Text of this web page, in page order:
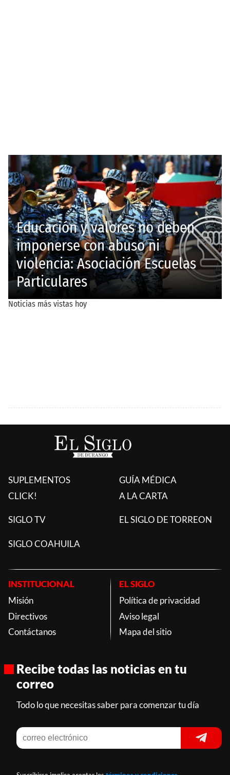
SUPLEMENTOS
CLICK!
GUÍA MÉDICA
A LA CARTA
SIGLO TV EL SIGLO DE TORREON
SIGLO COAHUILA
INSTITUCIONAL
Misión
Directivos
Contáctanos
EL SIGLO
Política de privacidad
Aviso legal
Mapa del sitio
Recibe todas las noticias en tu
correo
Todo lo que necesitas saber para comenzar tu día